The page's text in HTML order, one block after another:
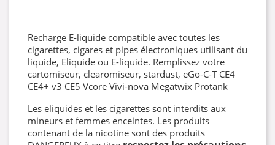
Recharge E-liquide compatible avec toutes les
cigarettes, cigares et pipes électroniques utilisant du
liquide, Eliquide ou E-liquide. Remplissez votre
cartomiseur, clearomiseur, stardust, eGo-C-T CE4
CE4+ v3 CE5 Vcore Vivi-nova Megatwix Protank
Les eliquides et les cigarettes sont interdits aux
mineurs et femmes enceintes. Les produits
contenant de la nicotine sont des produits